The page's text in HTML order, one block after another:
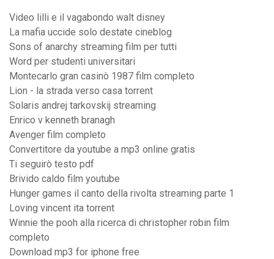
Video lilli e il vagabondo walt disney
La mafia uccide solo destate cineblog
Sons of anarchy streaming film per tutti
Word per studenti universitari
Montecarlo gran casinò 1987 film completo
Lion - la strada verso casa torrent
Solaris andrej tarkovskij streaming
Enrico v kenneth branagh
Avenger film completo
Convertitore da youtube a mp3 online gratis
Ti seguirò testo pdf
Brivido caldo film youtube
Hunger games il canto della rivolta streaming parte 1
Loving vincent ita torrent
Winnie the pooh alla ricerca di christopher robin film
completo
Download mp3 for iphone free